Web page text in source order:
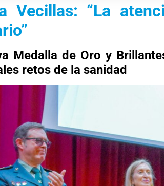
Vecillas: “La
”
Medalla de Oro y
retos de la sanidad